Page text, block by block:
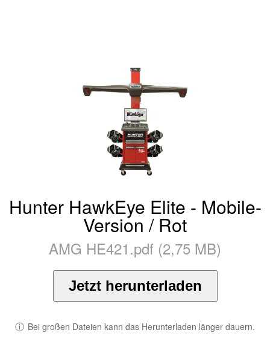
Hunter HawkEye Elite - Mobile-
Version / Rot
AMG HE421.pdf (2,75 MB)
Jetzt herunterladen
ⓘ Bei großen Dateien kann das Herunterladen länger dauern.